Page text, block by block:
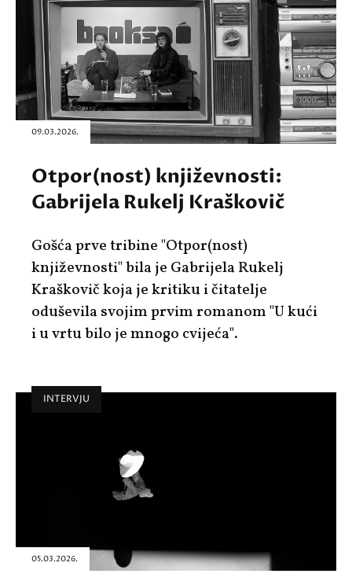
09.03.2026.
Otpor(nost) književnosti:
Gabrijela Rukelj Kraškovič
Gošća prve tribine "Otpor(nost)
književnosti" bila je Gabrijela Rukelj
Kraškovič koja je kritiku i čitatelje
oduševila svojim prvim romanom "U kući
i u vrtu bilo je mnogo cvijeća".
INTERVJU
05.03.2026.